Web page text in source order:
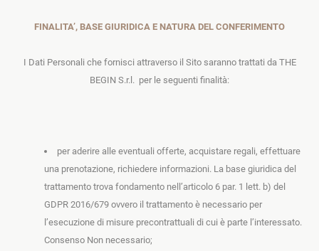
FINALITA’, BASE GIURIDICA E NATURA DEL CONFERIMENTO
I Dati Personali che fornisci attraverso il Sito saranno trattati da THE
BEGIN S.r.l. per le seguenti finalità:
per aderire alle eventuali offerte, acquistare regali, effettuare
una prenotazione, richiedere informazioni. La base giuridica del
trattamento trova fondamento nell’articolo 6 par. 1 lett. b) del
GDPR 2016/679ovvero il trattamento è necessario per
l’esecuzione di misure precontrattuali di cui è parte l’interessato.
Consenso Non necessario;